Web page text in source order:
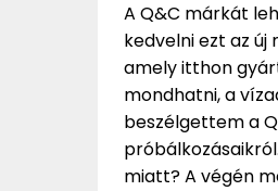
A Q&C márkát
kedvelni ezt az
amely itthon
mondhatni, a
beszélgettem a
miatt? A végén